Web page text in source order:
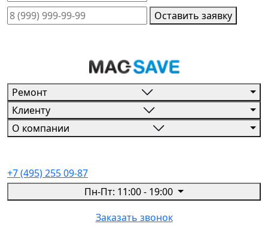
Оставить заявку
Ремонт
Клиенту
О компании
+7 (495) 255 09-87
Пн-Пт: 11:00 - 19:00
Заказать звонок